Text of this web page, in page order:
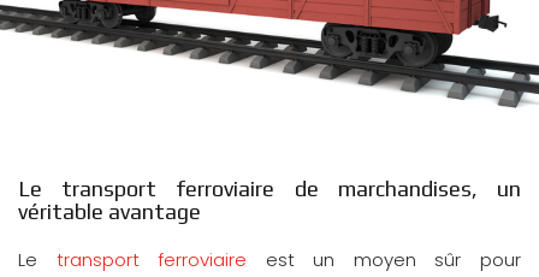
Le transport ferroviaire de marchandises, un
véritable avantage
Le transport ferroviaire est un moyen sûr pour